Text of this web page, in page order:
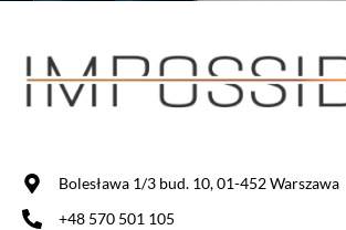
Bolesława 1/3 bud. 10, 01-452 Warszawa
+48 570 501 105